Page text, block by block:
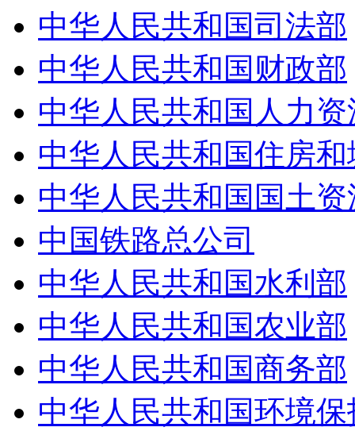
中华人民共和国司法部
中华人民共和国财政部
中华人民共和国人力资
中华人民共和国住房和
中华人民共和国国土资
中国铁路总公司
中华人民共和国水利部
中华人民共和国农业部
中华人民共和国商务部
中华人民共和国环境保